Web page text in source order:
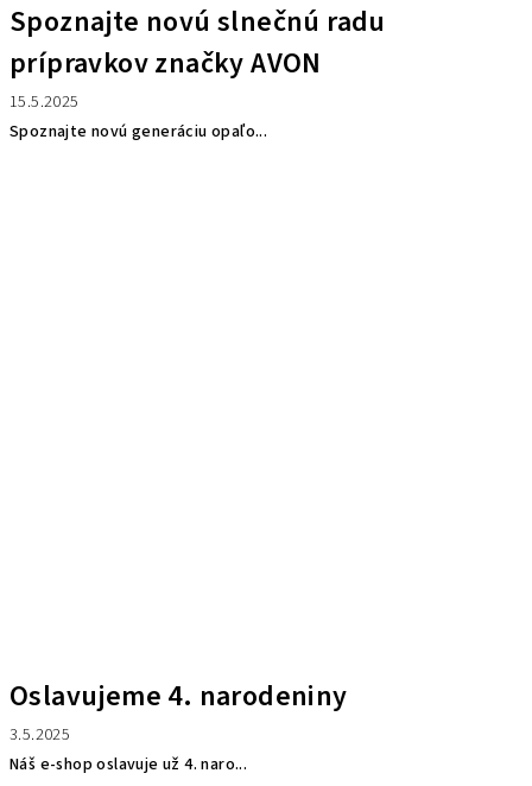
Spoznajte novú slnečnú radu
prípravkov značky AVON
15.5.2025
Spoznajte novú generáciu opaľo...
Oslavujeme 4. narodeniny
3.5.2025
Náš e-shop oslavuje už 4. naro...